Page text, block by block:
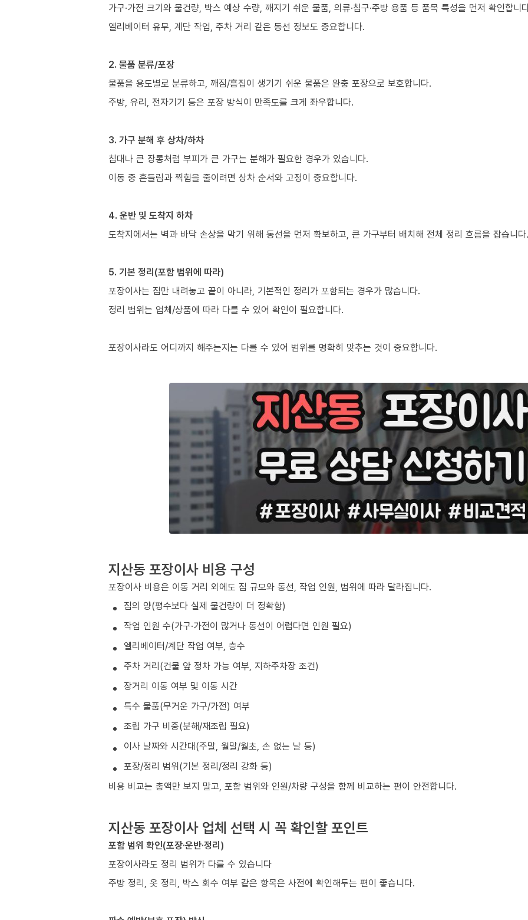
가구·가전 크기와 물건량, 박스 예상 수량, 깨지기 쉬운 물품, 의류·침구·주방 용품 등 품목 특성을 먼저 확인합니
엘리베이터 유무, 계단 작업, 주차 거리 같은 동선 정보도 중요합니다.
2. 물품 분류/포장
물품을 용도별로 분류하고, 깨짐/흠집이 생기기 쉬운 물품은 완충 포장으로 보호합니다.
주방, 유리, 전자기기 등은 포장 방식이 만족도를 크게 좌우합니다.
3. 가구 분해 후 상차/하차
침대나 큰 장롱처럼 부피가 큰 가구는 분해가 필요한 경우가 있습니다.
이동 중 흔들림과 찍힘을 줄이려면 상차 순서와 고정이 중요합니다.
4. 운반 및 도착지 하차
도착지에서는 벽과 바닥 손상을 막기 위해 동선을 먼저 확보하고, 큰 가구부터 배치해 전체 정리 흐름을 잡습니다.
5. 기본 정리(포함 범위에 따라)
포장이사는 짐만 내려놓고 끝이 아니라, 기본적인 정리가 포함되는 경우가 많습니다.
정리 범위는 업체/상품에 따라 다를 수 있어 확인이 필요합니다.
포장이사라도 어디까지 해주는지는 다를 수 있어 범위를 명확히 맞추는 것이 중요합니다.
지산동 포장이사 비용 구성
포장이사 비용은 이동 거리 외에도 짐 규모와 동선, 작업 인원, 범위에 따라 달라집니다.
짐의 양(평수보다 실제 물건량이 더 정확함)
작업 인원 수(가구·가전이 많거나 동선이 어렵다면 인원 필요)
엘리베이터/계단 작업 여부, 층수
주차 거리(건물 앞 정차 가능 여부, 지하주차장 조건)
장거리 이동 여부 및 이동 시간
특수 물품(무거운 가구/가전) 여부
조립 가구 비중(분해/재조립 필요)
이사 날짜와 시간대(주말, 월말/월초, 손 없는 날 등)
포장/정리 범위(기본 정리/정리 강화 등)
비용 비교는 총액만 보지 말고, 포함 범위와 인원/차량 구성을 함께 비교하는 편이 안전합니다.
지산동 포장이사 업체 선택 시 꼭 확인할 포인트
포함 범위 확인(포장·운반·정리)
포장이사라도 정리 범위가 다를 수 있습니다
주방 정리, 옷 정리, 박스 회수 여부 같은 항목은 사전에 확인해두는 편이 좋습니다.